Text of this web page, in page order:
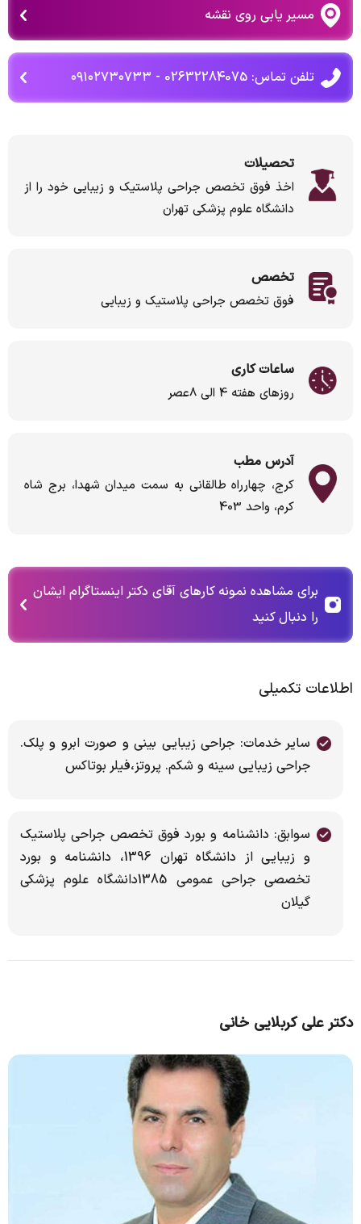
مسیر یابی روی نقشه
تلفن تماس: 02632284075 - ۰۹۱۰۲۷۳۰۷۳۳
تحصیلات
اخذ فوق تخصص جراحی پلاستیک و زیبایی خود را از
دانشگاه علوم پزشکی تهران
تخصص
فوق تخصص جراحی پلاستیک و زیبایی
ساعات کاری
روزهای هفته 4 الی 8عصر
آدرس مطب
کرج، چهارراه طالقانی به سمت میدان شهدا، برج شاه
کرم، واحد 403
برای مشاهده نمونه کارهای آقای دکتر اینستاگرام ایشان
را دنبال کنید
اطلاعات تکمیلی
سایر خدمات: جراحی زیبایی بینی و صورت ابرو و پلک.
جراحی زیبایی سینه و شکم. پروتز،فیلر بوتاکس
سوابق: دانشنامه و بورد فوق تخصص جراحی پلاستیک
و زیبایی از دانشگاه تهران 1396، دانشنامه و بورد
تخصصی جراحی عمومی 1385دانشگاه علوم پزشکی
گیلان
دکتر علی کربلایی خانی